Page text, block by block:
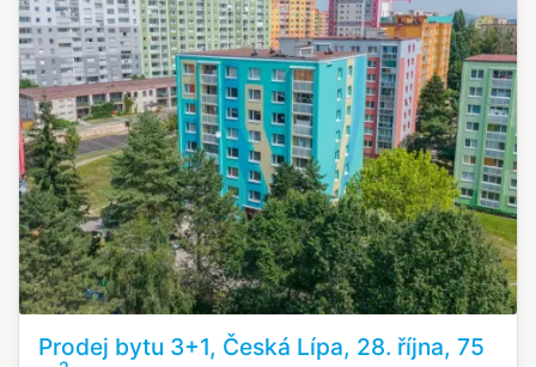
Prodej bytu 3+1, Česká Lípa, 28. října, 75